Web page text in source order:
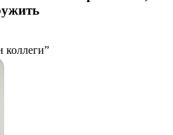
коллеги”